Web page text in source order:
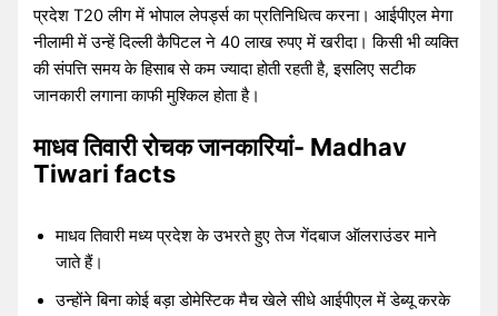
प्रदेश T20 लीग में भोपाल लेपर्ड्स का प्रतिनिधित्व करना। आईपीएल मेगा
नीलामी में उन्हें दिल्ली कैपिटल ने 40 लाख रुपए में खरीदा। किसी भी व्यक्ति
की संपत्ति समय के हिसाब से कम ज्यादा होती रहती है, इसलिए सटीक
जानकारी लगाना काफी मुश्किल होता है।
माधव तिवारी रोचक जानकारियां- Madhav
Tiwari facts
माधव तिवारी मध्य प्रदेश के उभरते हुए तेज गेंदबाज ऑलराउंडर माने
जाते हैं।
उन्होंने बिना कोई बड़ा डोमेस्टिक मैच खेले सीधे आईपीएल में डेब्यू करके